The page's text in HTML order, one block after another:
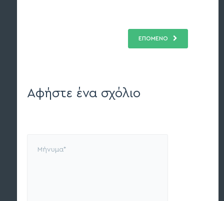
ΕΠΟΜΕΝΟ
Αφήστε ένα σχόλιο